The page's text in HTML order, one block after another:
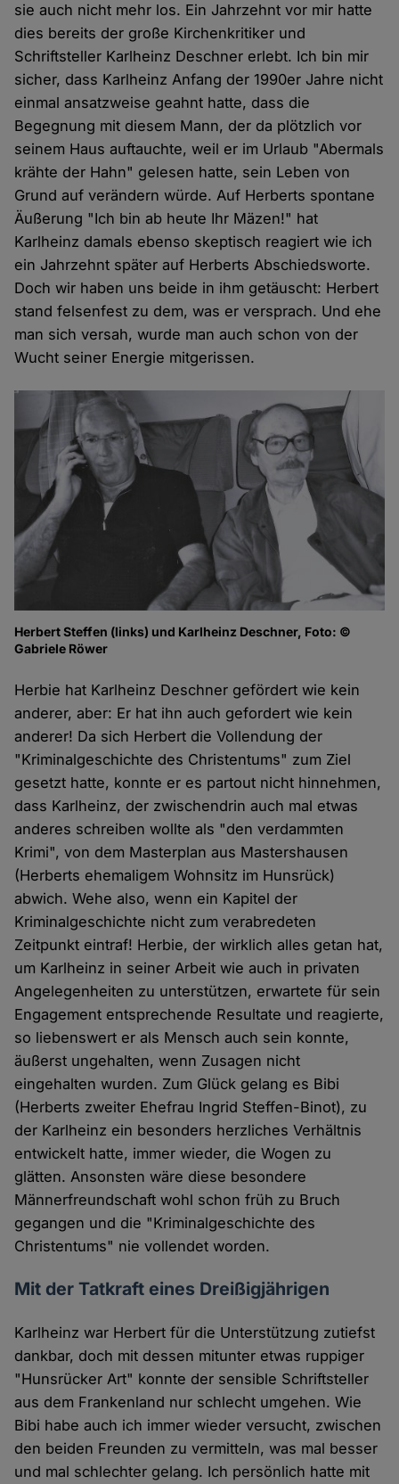
sie auch nicht mehr los. Ein Jahrzehnt vor mir hatte
dies bereits der große Kirchenkritiker und
Schriftsteller Karlheinz Deschner erlebt. Ich bin mir
sicher, dass Karlheinz Anfang der 1990er Jahre nicht
einmal ansatzweise geahnt hatte, dass die
Begegnung mit diesem Mann, der da plötzlich vor
seinem Haus auftauchte, weil er im Urlaub "Abermals
krähte der Hahn" gelesen hatte, sein Leben von
Grund auf verändern würde. Auf Herberts spontane
Äußerung "Ich bin ab heute Ihr Mäzen!" hat
Karlheinz damals ebenso skeptisch reagiert wie ich
ein Jahrzehnt später auf Herberts Abschiedsworte.
Doch wir haben uns beide in ihm getäuscht: Herbert
stand felsenfest zu dem, was er versprach. Und ehe
man sich versah, wurde man auch schon von der
Wucht seiner Energie mitgerissen.
Herbert Steffen (links) und Karlheinz Deschner, Foto: ©
Gabriele Röwer
Herbie hat Karlheinz Deschner gefördert wie kein
anderer, aber: Er hat ihn auch gefordert wie kein
anderer! Da sich Herbert die Vollendung der
"Kriminalgeschichte des Christentums" zum Ziel
gesetzt hatte, konnte er es partout nicht hinnehmen,
dass Karlheinz, der zwischendrin auch mal etwas
anderes schreiben wollte als "den verdammten
Krimi", von dem Masterplan aus Mastershausen
(Herberts ehemaligem Wohnsitz im Hunsrück)
abwich. Wehe also, wenn ein Kapitel der
Kriminalgeschichte nicht zum verabredeten
Zeitpunkt eintraf! Herbie, der wirklich alles getan hat,
um Karlheinz in seiner Arbeit wie auch in privaten
Angelegenheiten zu unterstützen, erwartete für sein
Engagement entsprechende Resultate und reagierte,
so liebenswert er als Mensch auch sein konnte,
äußerst ungehalten, wenn Zusagen nicht
eingehalten wurden. Zum Glück gelang es Bibi
(Herberts zweiter Ehefrau Ingrid Steffen-Binot), zu
der Karlheinz ein besonders herzliches Verhältnis
entwickelt hatte, immer wieder, die Wogen zu
glätten. Ansonsten wäre diese besondere
Männerfreundschaft wohl schon früh zu Bruch
gegangen und die "Kriminalgeschichte des
Christentums" nie vollendet worden.
Mit der Tatkraft eines Dreißigjährigen
Karlheinz war Herbert für die Unterstützung zutiefst
dankbar, doch mit dessen mitunter etwas ruppiger
"Hunsrücker Art" konnte der sensible Schriftsteller
aus dem Frankenland nur schlecht umgehen. Wie
Bibi habe auch ich immer wieder versucht, zwischen
den beiden Freunden zu vermitteln, was mal besser
und mal schlechter gelang. Ich persönlich hatte mit